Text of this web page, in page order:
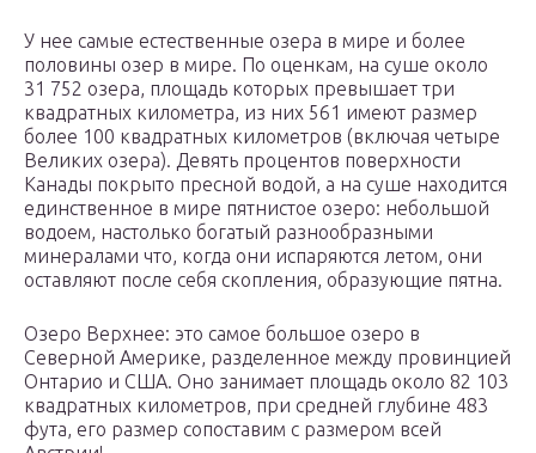
У нее самые естественные озера в мире и более
половины озер в мире. По оценкам, на суше около
31 752 озера, площадь которых превышает три
квадратных километра, из них 561 имеют размер
более 100 квадратных километров (включая четыре
Великих озера). Девять процентов поверхности
Канады покрыто пресной водой, а на суше находится
единственное в мире пятнистое озеро: небольшой
водоем, настолько богатый разнообразными
минералами что, когда они испаряются летом, они
оставляют после себя скопления, образующие пятна.
Озеро Верхнее: это самое большое озеро в
Северной Америке, разделенное между провинцией
Онтарио и США. Оно занимает площадь около 82 103
квадратных километров, при средней глубине 483
фута, его размер сопоставим с размером всей